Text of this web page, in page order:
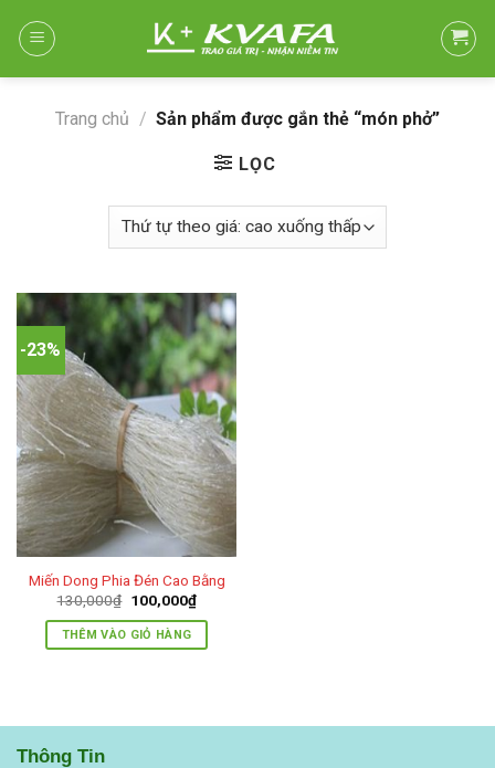
Trang chủ / Sản phẩm được gắn thẻ “món phở”
LỌC
-23%
Miến Dong Phia Đén Cao Bằng
130,000₫ Giá
là:
130,000₫.
100,000₫Giá
hiện
tại
THÊM VÀO GIỎ HÀNG
Thông Tin